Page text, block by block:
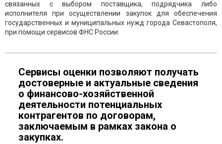
связанных с выбором поставщика, подрядчика либо
исполнителя при осуществлении закупок для обеспечения
государственных и муниципальных нужд города Севастополя,
при помощи сервисов ФНС России.
Сервисы оценки позволяют получать
достоверные и актуальные сведения
о финансово-хозяйственной
деятельности потенциальных
контрагентов по договорам,
заключаемым в рамках закона о
закупках.